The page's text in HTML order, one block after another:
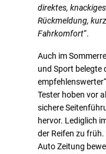
direktes,
Rückmeldung,
Fahrkomfort“.
Auch im
und Sport belegte
Tester hoben vor
sichere
hervor. Lediglich
der Reifen zu
Auto Zeitung